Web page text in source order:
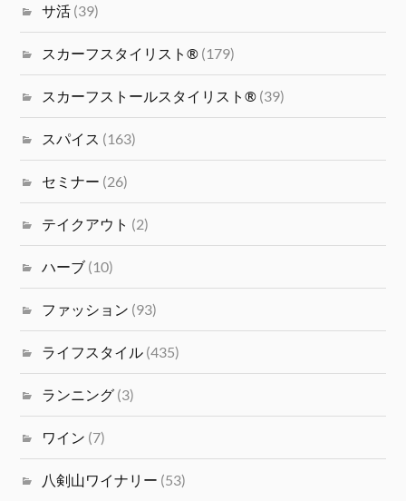
サ活 (39)
スカーフスタイリスト® (179)
スカーフストールスタイリスト® (39)
スパイス (163)
セミナー (26)
テイクアウト (2)
ハーブ (10)
ファッション (93)
ライフスタイル (435)
ランニング (3)
ワイン (7)
八剣山ワイナリー (53)